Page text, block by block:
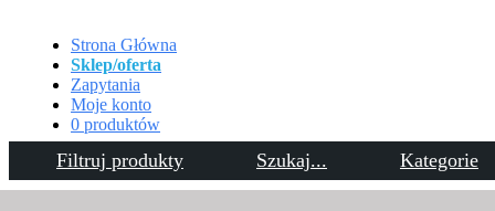
Filtruj produkty Szukaj... Kategorie
Strona Główna
Sklep/oferta
Zapytania
Moje konto
0 produktów
Kontakt